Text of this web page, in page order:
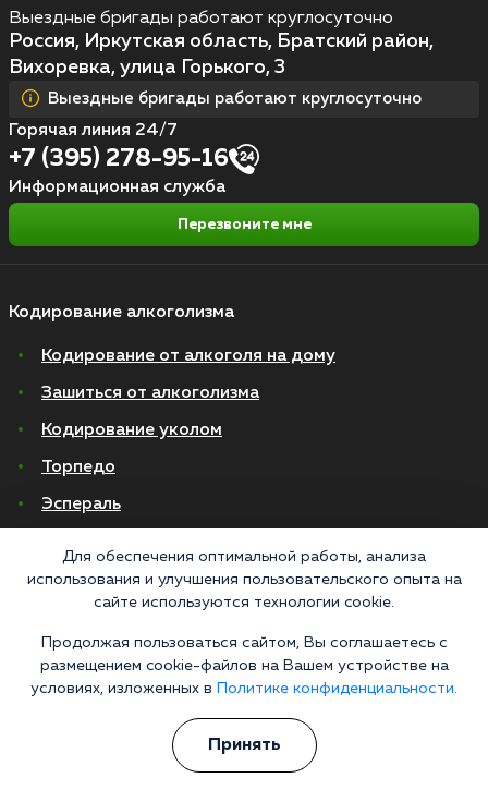
Кодирование алкоголизма
Кодирование от алкоголя на дому
Зашиться от алкоголизма
Кодирование уколом
Торпедо
Эспераль
Кодирование двойной блок
Нарколог на дом
Капельница от запоя в стационаре
Капельница от похмелья
Выездные бригады работают круглосуточно
Россия, Иркутская область, Братский район,
Вихоревка, улица Горького, 3
Выездные бригады работают круглосуточно
Горячая линия 24/7
+7 (395) 278-95-16
Информационная служба
Перезвоните мне
Для обеспечения оптимальной работы, анализа
использования и улучшения пользовательского опыта на
сайте используются технологии cookie.
Продолжая пользоваться сайтом, Вы соглашаетесь с
размещением cookie-файлов на Вашем устройстве на
условиях, изложенных в
Политике конфиденциальности.
Принять